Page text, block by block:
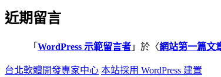
近期留言
「 WordPress 示範留言者 」於〈網站第一篇文
台北軟體開發專家中心 本站採用 WordPress 建置